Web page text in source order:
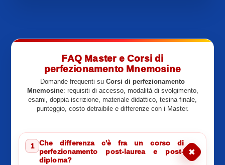
FAQ Master e Corsi di
perfezionamento Mnemosine
Domande frequenti su Corsi di perfezionamento
Mnemosine: requisiti di accesso, modalità di svolgimento,
esami, doppia iscrizione, materiale didattico, tesina finale,
punteggio, costo detraibile e differenze con i Master.
1
Che differenza c'è fra un corso di
perfezionamento post-laurea e post-
diploma?